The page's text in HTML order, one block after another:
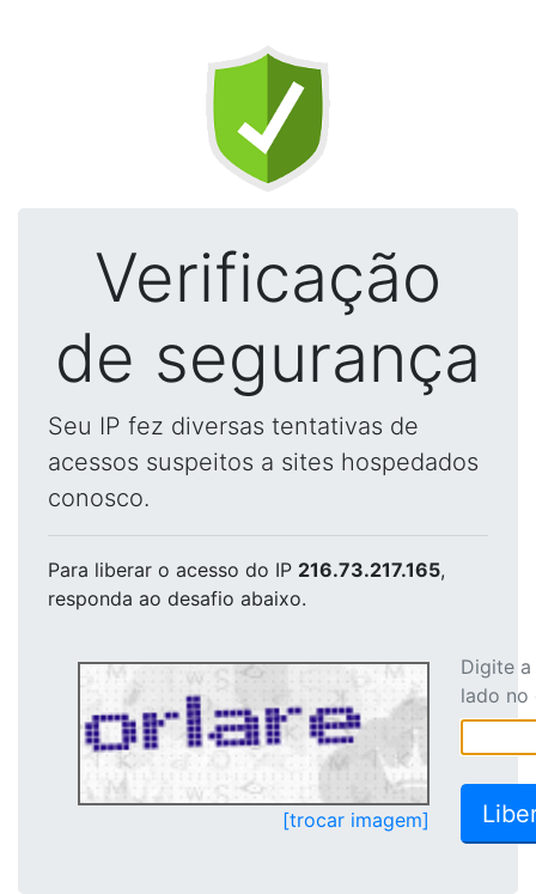
Verificação
de segurança
Seu IP fez diversas tentativas de
acessos suspeitos a sites hospedados
conosco.
Para liberar o acesso do IP 216.73.217.165,
responda ao desafio abaixo.
[trocar imagem]
Digite
lado no